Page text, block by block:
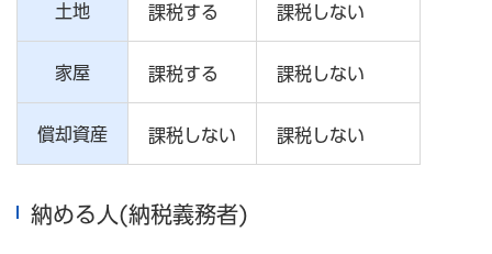
土地 課税する 課税しない
家屋 課税する 課税しない
償却資産 課税しない 課税しない
納める人(納税義務者)